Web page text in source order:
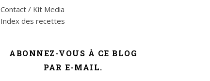
Contact / Kit Media
Index des recettes
ABONNEZ-VOUS À CE BLOG
PAR E-MAIL.